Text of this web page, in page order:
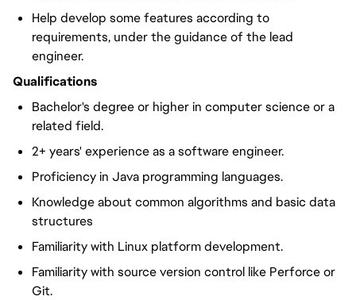
Help develop some features according to
requirements, under the guidance of the lead
engineer.
Qualifications
Bachelor's degree or higher in computer science or a
related field.
2+ years' experience as a software engineer.
Proficiency in Java programming languages.
Knowledge about common algorithms and basic data
structures
Familiarity with Linux platform development.
Familiarity with source version control like Perforce or
Git.